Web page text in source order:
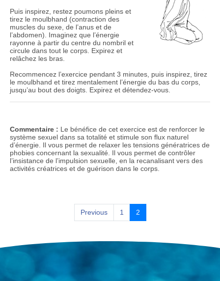
Puis inspirez, restez poumons pleins et
tirez le moulbhand (contraction des
muscles du sexe, de l’anus et de
l’abdomen). Imaginez que l’énergie
rayonne à partir du centre du nombril et
circule dans tout le corps. Expirez et
relâchez les bras.
Recommencez l’exercice pendant 3 minutes, puis inspirez, tirez
le moulbhand et tirez mentalement l’énergie du bas du corps,
jusqu’au bout des doigts. Expirez et détendez-vous.
Commentaire : Le bénéfice de cet exercice est de renforcer le
système sexuel dans sa totalité et stimule son flux naturel
d’énergie. Il vous permet de relaxer les tensions génératrices de
phobies concernant la sexualité. Il vous permet de contrôler
l’insistance de l’impulsion sexuelle, en la recanalisant vers des
activités créatrices et de guérison dans le corps.
Previous 1 2